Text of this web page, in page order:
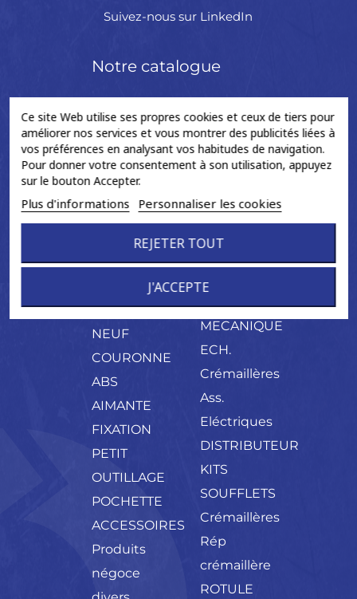
Ce site Web utilise ses propres cookies et ceux de tiers pour
améliorer nos services et vous montrer des publicités liées à
vos préférences en analysant vos habitudes de navigation.
Pour donner votre consentement à son utilisation, appuyez
sur le bouton Accepter.
Plus d'informations Personnaliser les cookies
REJETER TOUT
J'ACCEPTE
Suivez-nous sur LinkedIn
Notre catalogue
Accessoires
BAGUE
BERLINGOT
DE
GRAISSE
CONE DE
MONTAGE
CONES
NEUF
COURONNE
ABS
AIMANTE
FIXATION
PETIT
OUTILLAGE
POCHETTE
ACCESSOIRES
Produits
négoce
Arbre de
transmission
CROISILLON
FLECTOR
ORIGINE
PALIER
Colonne
de
direction
COLONNE
Crémaillère
de
direction
BIELLETTES
CREMAILLERE
MECANIQUE
ECH.
Crémaillères
Ass.
Eléctriques
DISTRIBUTEUR
KITS
SOUFFLETS
Crémaillères
Rép
crémaillère
ROTULE